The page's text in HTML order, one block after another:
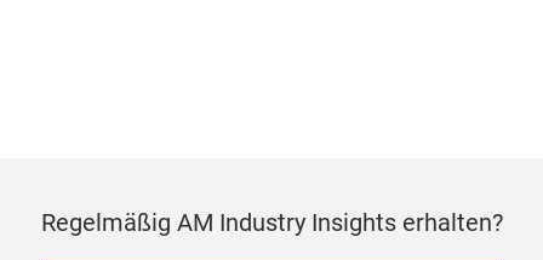
Regelmäßig AM Industry Insights erhalten?